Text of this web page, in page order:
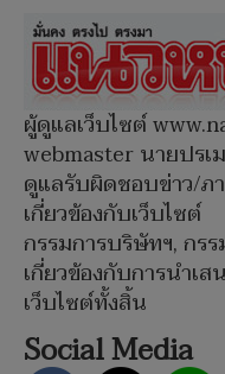
ผู้ดูแลเว็บไซต์
webmaster นายปรเ
ดูแลรับผิดชอบข่าว/
เกี่ยวข้องกับเว็บไซต์
กรรมการบริษัทฯ, กร
เกี่ยวข้องกับการนำเ
เว็บไซต์ทั้งสิ้น
Social Media